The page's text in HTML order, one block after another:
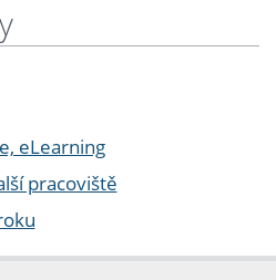
eLearning
pracoviště